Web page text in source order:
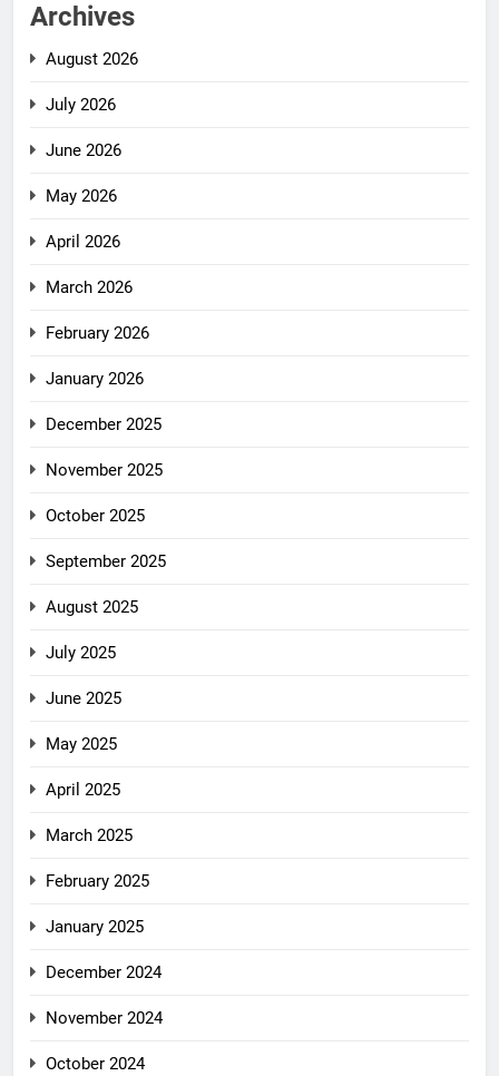
Archives
August 2026
July 2026
June 2026
May 2026
April 2026
March 2026
February 2026
January 2026
December 2025
November 2025
October 2025
September 2025
August 2025
July 2025
June 2025
May 2025
April 2025
March 2025
February 2025
January 2025
December 2024
November 2024
October 2024